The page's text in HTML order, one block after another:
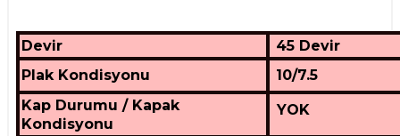
Devir
45 Devir
Plak Kondisyonu
10/7.5
Kap Durumu / Kapak
Kondisyonu
YOK